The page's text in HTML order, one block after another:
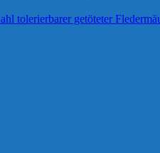
tolerierbarer getöteter